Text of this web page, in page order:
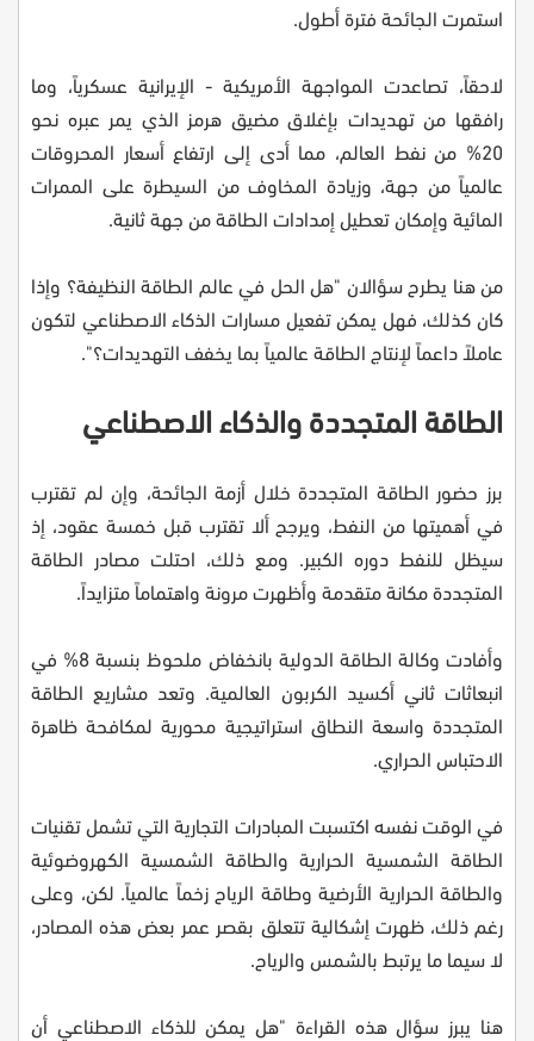
استمرت الجائحة فترة أطول.
لاحقاً، تصاعدت المواجهة الأمريكية - الإيرانية عسكرياً، وما
رافقها من تهديدات بإغلاق مضيق هرمز الذي يمر عبره نحو
20% من نفط العالم، مما أدى إلى ارتفاع أسعار المحروقات
عالمياً من جهة، وزيادة المخاوف من السيطرة على الممرات
المائية وإمكان تعطيل إمدادات الطاقة من جهة ثانية.
من هنا يطرح سؤالان "هل الحل في عالم الطاقة النظيفة؟ وإذا
كان كذلك، فهل يمكن تفعيل مسارات الذكاء الاصطناعي لتكون
عاملاً داعماً لإنتاج الطاقة عالمياً بما يخفف التهديدات؟".
الطاقة المتجددة والذكاء الاصطناعي
برز حضور الطاقة المتجددة خلال أزمة الجائحة، وإن لم تقترب
في أهميتها من النفط، ويرجح ألا تقترب قبل خمسة عقود، إذ
سيظل للنفط دوره الكبير. ومع ذلك، احتلت مصادر الطاقة
المتجددة مكانة متقدمة وأظهرت مرونة واهتماماً متزايداً.
وأفادت وكالة الطاقة الدولية بانخفاض ملحوظ بنسبة 8% في
انبعاثات ثاني أكسيد الكربون العالمية. وتعد مشاريع الطاقة
المتجددة واسعة النطاق استراتيجية محورية لمكافحة ظاهرة
الاحتباس الحراري.
في الوقت نفسه اكتسبت المبادرات التجارية التي تشمل تقنيات
الطاقة الشمسية الحرارية والطاقة الشمسية الكهروضوئية
والطاقة الحرارية الأرضية وطاقة الرياح زخماً عالمياً. لكن، وعلى
رغم ذلك، ظهرت إشكالية تتعلق بقصر عمر بعض هذه المصادر،
لا سيما ما يرتبط بالشمس والرياح.
هنا يبرز سؤال هذه القراءة "هل يمكن للذكاء الاصطناعي أن